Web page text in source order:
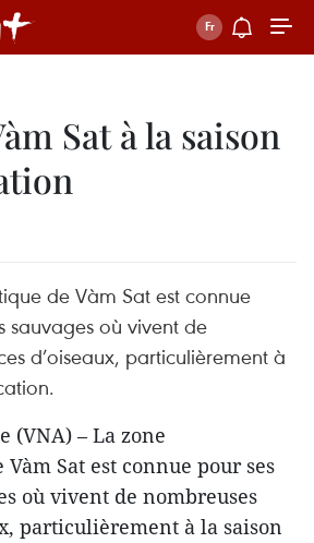
Sat à la saison
de Vàm Sat est connue
sauvages où vivent de
d’oiseaux, particulièrement à
(VNA) – La zone
Sat est connue pour ses
où vivent de nombreuses
particulièrement à la saison